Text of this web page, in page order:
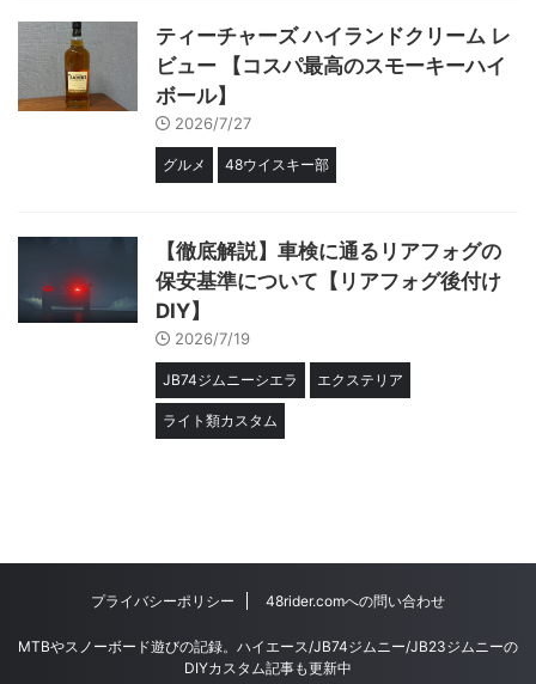
ティーチャーズ ハイランドクリーム レ
ビュー 【コスパ最高のスモーキーハイ
ボール】
2026/7/27
グルメ 48ウイスキー部
【徹底解説】車検に通るリアフォグの
保安基準について【リアフォグ後付け
DIY】
2026/7/19
JB74ジムニーシエラ エクステリア
ライト類カスタム
プライバシーポリシー 48rider.comへの問い合わせ
MTBやスノーボード遊びの記録。ハイエース/JB74ジムニー/JB23ジムニーの
DIYカスタム記事も更新中